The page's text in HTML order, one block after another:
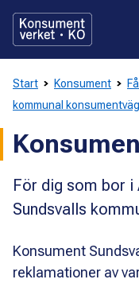
direkt
innehållet
Start Konsument
kommunal
För dig som bor i
Sundsvalls
Konsument
reklamationer av